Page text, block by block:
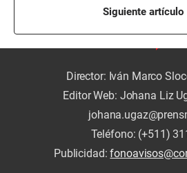
Siguiente artículo
Director: Iván Marco
Editor Web: Johana Liz
Teléfono: (+511)
Publicidad: